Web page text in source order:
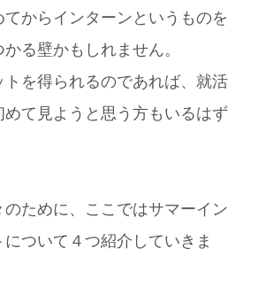
からインターンというものを
る壁かもしれません。
トを得られるのであれば、就活
て見ようと思う方もいるはず
ために、ここではサマーイン
ついて４つ紹介していきま